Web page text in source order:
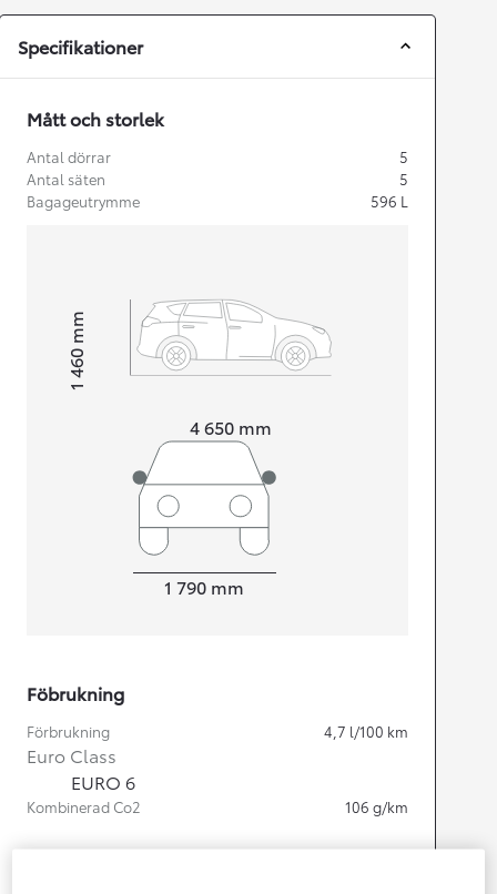
Specifikationer
Mått och storlek
Antal dörrar
5
Antal säten
5
Bagageutrymme
596 L
4 650 mm
Height1 460
mm
1 790 mm
Föbrukning
Förbrukning 4,7 l/100 km
Euro Class
EURO 6
Kombinerad Co2 106 g/km